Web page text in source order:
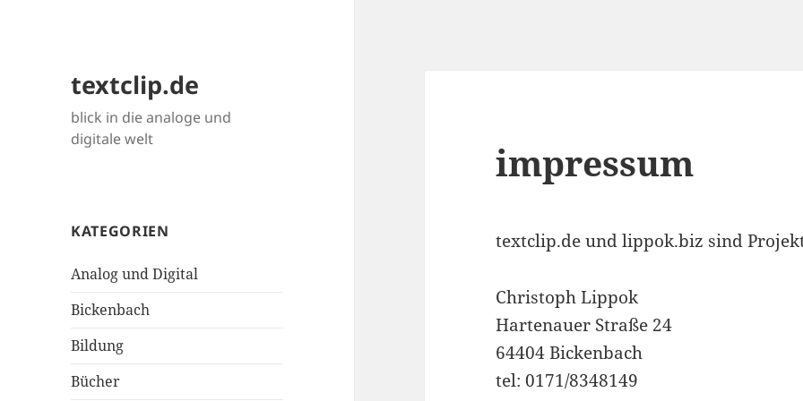
textclip.de
blick in die analoge und
digitale welt
KATEGORIEN
Analog und Digital
Bickenbach
Bildung
Bücher
impressum
textclip.de und lippok.biz sind
Christoph Lippok
Hartenauer Straße 24
64404 Bickenbach
tel: 0171/8348149